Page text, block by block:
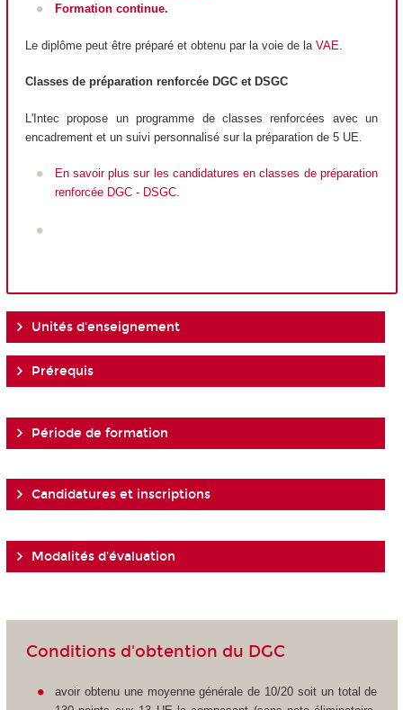
Formation continue.
Le diplôme peut être préparé et obtenu par la voie de la VAE
Classes de préparation renforcée DGC et DSGC
L'Intec propose un programme de classes renforcées avec un
encadrement et un suivi personnalisé sur la préparation de 5 UE.
En savoir plus sur les candidatures en classes de préparation
renforcée DGC - DSGC.
Unités d'enseignement
Prérequis
Période de formation
Candidatures et inscriptions
Modalités d'évaluation
Conditions d'obtention du DGC
avoir obtenu une moyenne générale de 10/20 soit un total de